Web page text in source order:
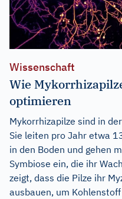
Wissenschaft
Wie
optimieren
Mykorrhizapilze sind in
Sie leiten pro Jahr etwa
in den Boden und gehen
Symbiose ein, die ihr
zeigt, dass die Pilze ihr
ausbauen, um